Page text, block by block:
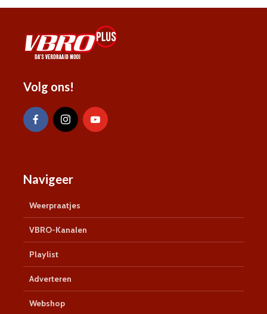
Volg ons!
Navigeer
Weerpraatjes
VBRO-Kanalen
Playlist
Adverteren
Webshop